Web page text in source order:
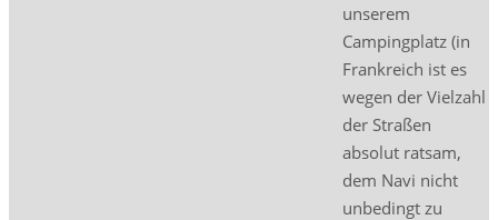
unserem
Campingplatz (in
Frankreich ist es
wegen der Vielzahl
der Straßen
absolut ratsam,
dem Navi nicht
unbedingt zu